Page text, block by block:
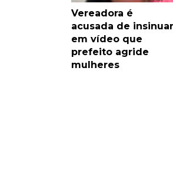
Vereadora é
acusada de insinuar
em vídeo que
prefeito agride
mulheres